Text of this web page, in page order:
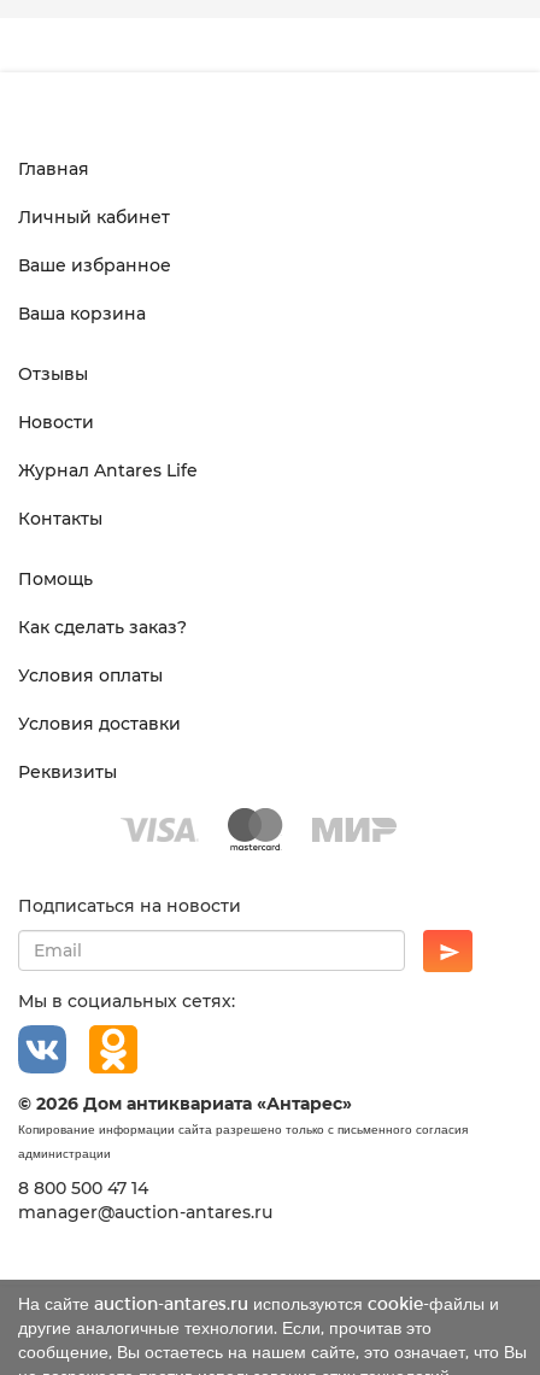
На сайте auction-antares.ru используются cookie-файлы и
другие аналогичные технологии. Если, прочитав это
сообщение, Вы остаетесь на нашем сайте, это означает, что Вы
Главная
Личный кабинет
Ваше избранное
Ваша корзина
Отзывы
Новости
Журнал Antares Life
Контакты
Помощь
Как сделать заказ?
Условия оплаты
Условия доставки
Реквизиты
Подписаться на новости
Мы в социальных сетях:
© 2026 Дом антиквариата «Антарес»
Копирование информации сайта разрешено только с письменного согласия
администрации
8 800 500 47 14
manager@auction-antares.ru